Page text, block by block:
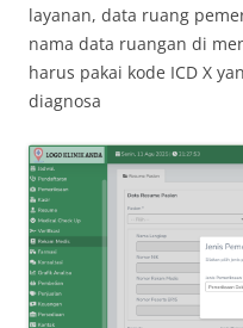
layanan, data ruang
nama data ruangan di
harus pakai kode ICD X
diagnosa